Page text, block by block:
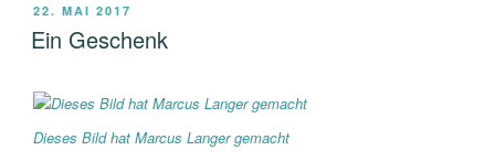
VERÖFFENTLICHT
AM
22. MAI 2017
Ein Geschenk
Dieses Bild hat Marcus Langer gemacht